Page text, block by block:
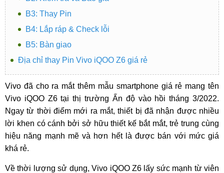
B3: Thay Pin
B4: Lắp ráp & Check lỗi
B5: Bàn giao
Địa chỉ thay Pin Vivo iQOO Z6 giá rẻ
Vivo đã cho ra mắt thêm mẫu smartphone giá rẻ mang tên
Vivo iQOO Z6 tại thị trường Ấn độ vào hồi tháng 3/2022.
Ngay từ thời điểm mới ra mắt, thiết bị đã nhận được nhiều
lời khen có cánh bởi sở hữu thiết kế bắt mắt, trẻ trung cùng
hiệu năng mạnh mẽ và hơn hết là được bán với mức giá
khá rẻ.
Về thời lượng sử dụng, Vivo iQOO Z6 lấy sức mạnh từ viên